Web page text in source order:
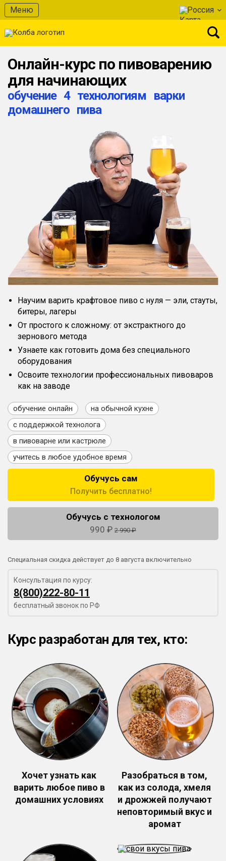
Меню Россия
Онлайн-курс по пивоварению
для начинающих
обучение 4 технологиям варки
домашнего пива
Научим варить крафтовое пиво с нуля — эли, стауты,
битеры, лагеры
От простого к сложному: от экстрактного до
зернового метода
Узнаете как готовить дома без специального
оборудования
Освоите технологии профессиональных пивоваров
как на заводе
обучение онлайн
на обычной кухне
с поддержкой технолога
в пивоварне или кастрюле
учитесь в любое удобное время
Обучусь сам
Получить бесплатно!
Обучусь с технологом
990 ₽ 2 990 ₽
Специальная скидка действует до 8 августа включительно
Консультация по курсу:
8(800)222-80-11
бесплатный звонок по РФ
Курс разработан для тех, кто:
Хочет узнать как
варить любое пиво в
домашних условиях
Разобраться в том,
как из солода, хмеля
и дрожжей получают
неповторимый вкус и
аромат